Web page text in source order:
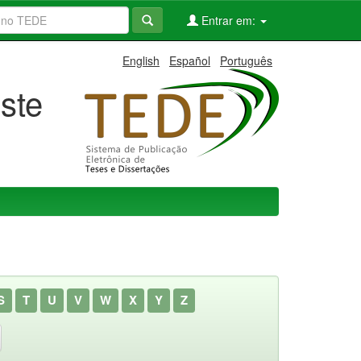
Entrar em:
English Español Português
T U V W X Y Z